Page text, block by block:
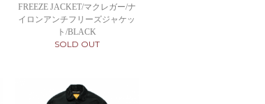
FREEZE JACKET/マクレガー/ナ
イロンアンチフリーズジャケッ
ト/BLACK
SOLD OUT